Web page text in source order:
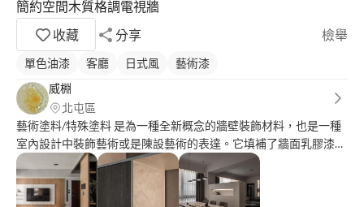
簡約空間木質格調電視牆
收藏
分享 檢舉
單色油漆 客廳 日式風
藝術漆
威棩
北屯區
藝術塗料/特殊塗料 是為一種全新概念的牆壁裝飾材料，也是一種
室內設計中裝飾藝術或是陳設藝術的表達。它填補了牆面乳膠漆單
色無紋的呆板感。它無縫連接，不會褪色，抗靜電，不易附著灰
塵，使用到的材料不僅是歐美最先進的材料，製程技術，所搭配的
工法更是經過一批又一批具有美學背景的工匠，反覆試驗，所得到